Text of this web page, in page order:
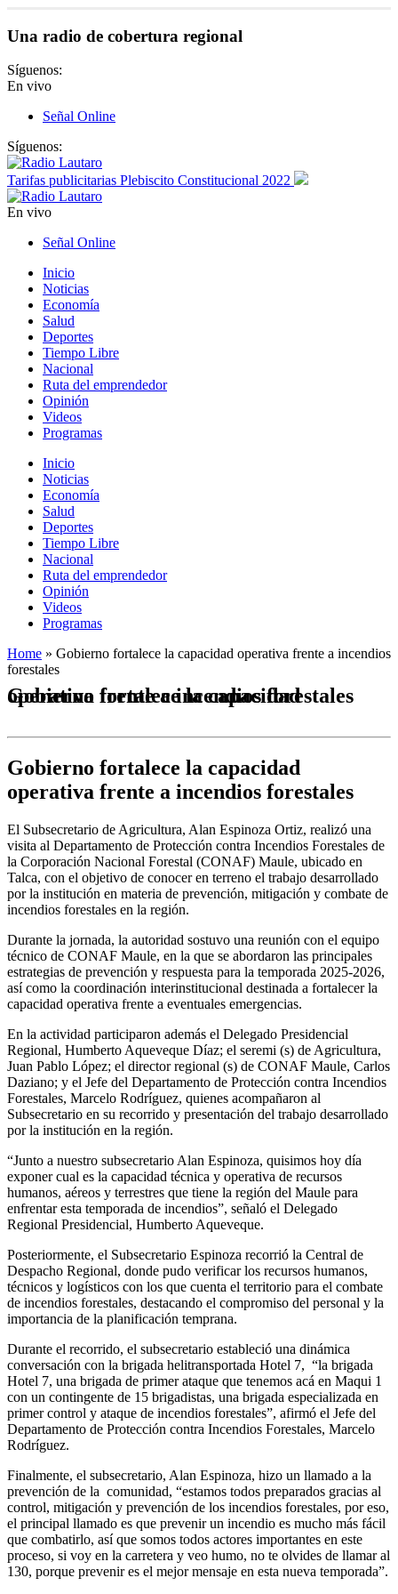
Una radio de cobertura regional
Síguenos:
En vivo
Señal Online
Síguenos:
Tarifas publicitarias Plebiscito Constitucional 2022
En vivo
Señal Online
Inicio
Noticias
Economía
Salud
Deportes
Tiempo Libre
Nacional
Ruta del emprendedor
Opinión
Videos
Programas
Inicio
Noticias
Economía
Salud
Deportes
Tiempo Libre
Nacional
Ruta del emprendedor
Opinión
Videos
Programas
Home » Gobierno fortalece la capacidad operativa frente a incendios
forestales
Gobierno fortalece la capacidad operativa frente a incendios forestales
Gobierno fortalece la capacidad
operativa frente a incendios forestales
El Subsecretario de Agricultura, Alan Espinoza Ortiz, realizó una
visita al Departamento de Protección contra Incendios Forestales de
la Corporación Nacional Forestal (CONAF) Maule, ubicado en
Talca, con el objetivo de conocer en terreno el trabajo desarrollado
por la institución en materia de prevención, mitigación y combate de
incendios forestales en la región.
Durante la jornada, la autoridad sostuvo una reunión con el equipo
técnico de CONAF Maule, en la que se abordaron las principales
estrategias de prevención y respuesta para la temporada 2025-2026,
así como la coordinación interinstitucional destinada a fortalecer la
capacidad operativa frente a eventuales emergencias.
En la actividad participaron además el Delegado Presidencial
Regional, Humberto Aqueveque Díaz; el seremi (s) de Agricultura,
Juan Pablo López; el director regional (s) de CONAF Maule, Carlos
Daziano; y el Jefe del Departamento de Protección contra Incendios
Forestales, Marcelo Rodríguez, quienes acompañaron al
Subsecretario en su recorrido y presentación del trabajo desarrollado
por la institución en la región.
“Junto a nuestro subsecretario Alan Espinoza, quisimos hoy día
exponer cual es la capacidad técnica y operativa de recursos
humanos, aéreos y terrestres que tiene la región del Maule para
enfrentar esta temporada de incendios”, señaló el Delegado
Regional Presidencial, Humberto Aqueveque.
Posteriormente, el Subsecretario Espinoza recorrió la Central de
Despacho Regional, donde pudo verificar los recursos humanos,
técnicos y logísticos con los que cuenta el territorio para el combate
de incendios forestales, destacando el compromiso del personal y la
importancia de la planificación temprana.
Durante el recorrido, el subsecretario estableció una dinámica
conversación con la brigada helitransportada Hotel 7, “la brigada
Hotel 7, una brigada de primer ataque que tenemos acá en Maqui 1
con un contingente de 15 brigadistas, una brigada especializada en
primer control y ataque de incendios forestales”, afirmó el Jefe del
Departamento de Protección contra Incendios Forestales, Marcelo
Rodríguez.
Finalmente, el subsecretario, Alan Espinoza, hizo un llamado a la
prevención de la comunidad, “estamos todos preparados gracias al
control, mitigación y prevención de los incendios forestales, por eso,
el principal llamado es que prevenir un incendio es mucho más fácil
que combatirlo, así que somos todos actores importantes en este
proceso, si voy en la carretera y veo humo, no te olvides de llamar al
130, porque prevenir es el mejor mensaje en esta nueva temporada”.